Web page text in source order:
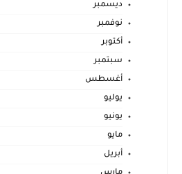
ديسمبر
نوفمبر
أكتوبر
سبتمبر
أغسطس
يوليو
يونيو
مايو
أبريل